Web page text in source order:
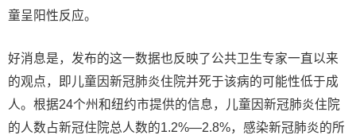
童呈阳性反应。
好消息是，发布的这一数据也反映了公共卫生专家一直以来
的观点，即儿童因新冠肺炎住院并死于该病的可能性低于成
人。根据24个州和纽约市提供的信息，儿童因新冠肺炎住院
的人数占新冠住院总人数的1.2%—2.8%，感染新冠肺炎的所